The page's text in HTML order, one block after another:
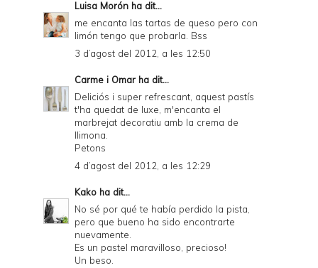
Luisa Morón ha dit...
me encanta las tartas de queso pero con
limón tengo que probarla. Bss
3 d’agost del 2012, a les 12:50
Carme i Omar ha dit...
Deliciós i super refrescant, aquest pastís
t'ha quedat de luxe, m'encanta el
marbrejat decoratiu amb la crema de
llimona.
Petons
4 d’agost del 2012, a les 12:29
Kako ha dit...
No sé por qué te había perdido la pista,
pero que bueno ha sido encontrarte
nuevamente.
Es un pastel maravilloso, precioso!
Un beso.